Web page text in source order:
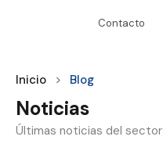
Contacto
Inicio Blog
Noticias
Últimas noticias del sector